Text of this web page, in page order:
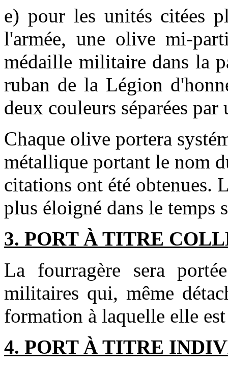
e) pour les unités citées
l'armée, une olive mi-
médaille militaire dans la
ruban de la Légion
deux couleurs séparées
Chaque olive portera
métallique portant le nom
citations ont été obtenues.
plus éloigné dans le temps
3. PORT À TITRE
La fourragère sera
militaires qui, même
formation à laquelle elle
4. PORT À TITRE